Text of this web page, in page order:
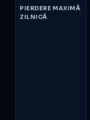
PIERDERE MAXIMĂ
ZILNICĂ